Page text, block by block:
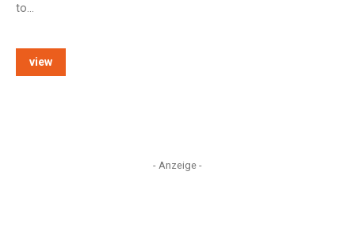
to…
view
- Anzeige -